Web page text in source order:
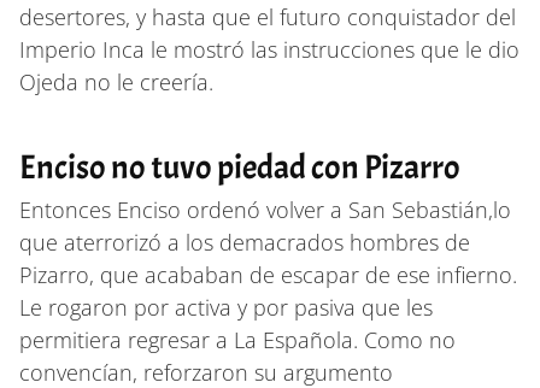
desertores, y hasta que el futuro conquistador del
Imperio Inca le mostró las instrucciones que le dio
Ojeda no le creería.
Enciso no tuvo piedad con Pizarro
Entonces Enciso ordenó volver a San Sebastián,lo
que aterrorizó a los demacrados hombres de
Pizarro, que acababan de escapar de ese infierno.
Le rogaron por activa y por pasiva que les
permitiera regresar a La Española. Como no
convencían, reforzaron su argumento